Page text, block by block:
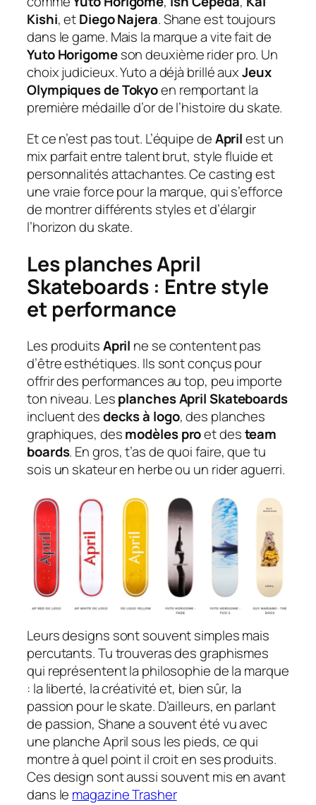
Kishi, etDiego Najera. Shane est toujours
dans le game. Mais la marque a vite fait de
Yuto Horigomeson deuxième rider pro. Un
choix judicieux. Yuto a déjà brillé auxJeux
Olympiques de Tokyoen remportant la
première médaille d’or de l’histoire du skate.
Et ce n’est pas tout. L’équipe deAprilest un
mix parfait entre talent brut, style fluide et
personnalités attachantes. Ce casting est
une vraie force pour la marque, qui s’efforce
de montrer différents styles et d’élargir
l’horizon du skate.
Les planches April
Skateboards : Entre style
et performance
Les produitsApril ne se contentent pas
d’être esthétiques. Ils sont conçus pour
offrir des performances au top, peu importe
ton niveau. Lesplanches April Skateboards
incluent desdecks à logo, des planches
graphiques, desmodèles proet desteam
boards. En gros, t’as de quoi faire, que tu
sois un skateur en herbe ou un rider aguerri.
Leurs designs sont souvent simples mais
percutants. Tu trouveras des graphismes
qui représentent la philosophie de la marque
: la liberté, la créativité et, bien sûr, la
passion pour le skate. D’ailleurs, en parlant
de passion, Shane a souvent été vu avec
une planche April sous les pieds, ce qui
montre à quel point il croit en ses produits.
Ces design sont aussi souvent mis en avant
dans le magazine Trasher